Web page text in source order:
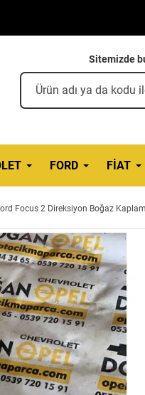
Sitemizde
FORD FIAT
Focus 2 Direksiyon Boğaz